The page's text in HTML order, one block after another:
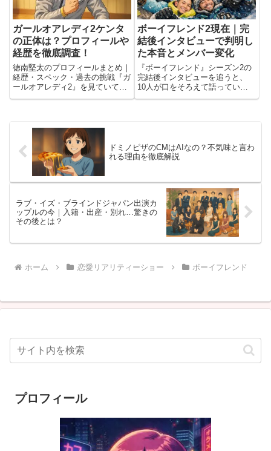
ガールオアレディ2ケンタ
の正体は？プロフィールや
経歴を徹底調査！
徳南堅太のプロフィールまとめ｜
経歴・スペック・過去の挑戦『ガ
ールオアレディ2』を見ていて、
「この人、なんか他の出演者と空
はず。ケンタこと徳南堅太、実は
かなりすごい経歴の持ち主なん
で...
ボーイフレンド2現在｜完
結後インタビューで判明し
た本音とメンバー変化
『ボーイフレンド』シーズン2の
完結後インタビューを追うと、
10人が口をそろえて語っていた
のは「弱さを見せる大切さ」でし
ドミノピザのCMはAIなの？不気味と言わ
れる理由を徹底解説
ラブ・イズ・ブラインドジャパン出演カ
ップルの今｜入籍・出産・別れ…驚きの
その後とは？
ホーム 恋愛リアリティーショー ボーイフレンド
プロフィール